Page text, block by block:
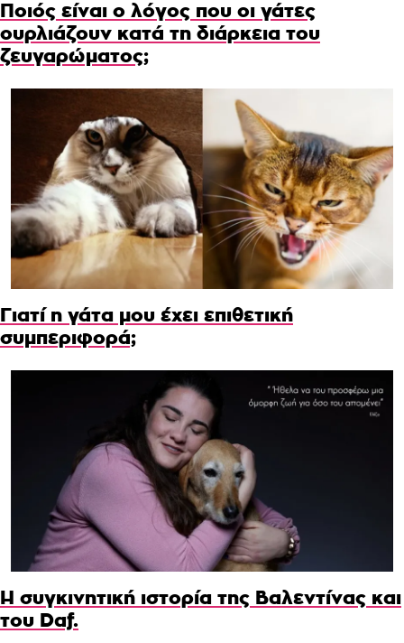
Ποιός είναι ο λόγος που οι γάτες
ουρλιάζουν κατά τη διάρκεια του
ζευγαρώματος;
Γιατί η γάτα μου έχει επιθετική
συμπεριφορά;
Η συγκινητική ιστορία της Βαλεντίνας και
του Daf.